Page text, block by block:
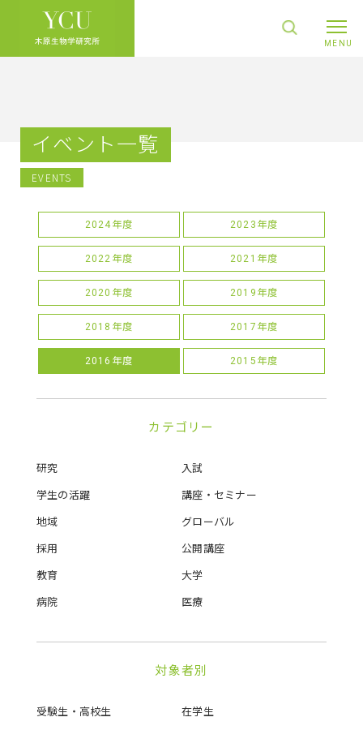
イベント一覧
EVENTS
2024年度 2023年度
2022年度 2021年度
2020年度 2019年度
2018年度 2017年度
2016年度 2015年度
カテゴリー
研究 入試
学生の活躍 講座・セミナー
地域 グローバル
採用 公開講座
教育 大学
病院 医療
対象者別
受験生・高校生 在学生